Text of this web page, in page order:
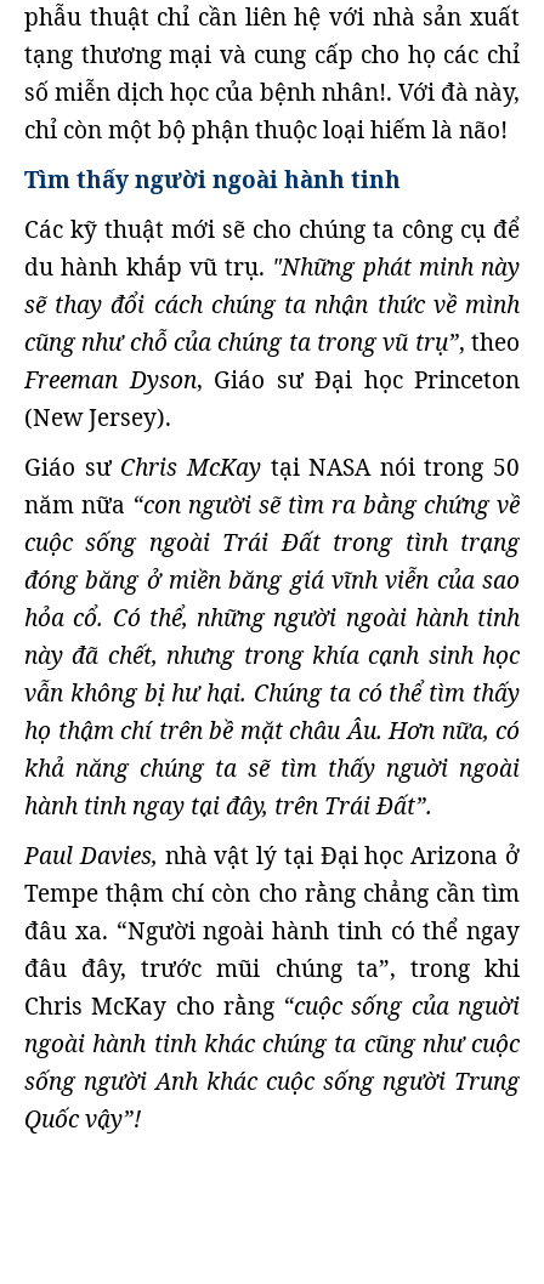
phẫu thuật chỉ cần liên hệ với nhà sản xuất
tạng thương mại và cung cấp cho họ các chỉ
số miễn dịch học của bệnh nhân!. Với đà này,
chỉ còn một bộ phận thuộc loại hiếm là não!
Tìm thấy người ngoài hành tinh
Các kỹ thuật mới sẽ cho chúng ta công cụ để
du hành khắp vũ trụ. "Những phát minh này
sẽ thay đổi cách chúng ta nhận thức về mình
cũng như chỗ của chúng ta trong vũ trụ”, theo
Freeman Dyson, Giáo sư Đại học Princeton
(New Jersey).
Giáo sư Chris McKaytại NASA nói trong 50
năm nữa “con người sẽ tìm ra bằng chứng về
cuộc sống ngoài Trái Đất trong tình trạng
đóng băng ở miền băng giá vĩnh viễn của sao
hỏa cổ. Có thể, những người ngoài hành tinh
này đã chết, nhưng trong khía cạnh sinh học
vẫn không bị hư hại. Chúng ta có thể tìm thấy
họ thậm chí trên bề mặt châu Âu. Hơn nữa, có
khả năng chúng ta sẽ tìm thấy nguời ngoài
hành tinh ngay tại đây, trên Trái Đất”.
Paul Davies, nhà vật lý tại Đại học Arizona ở
Tempe thậm chí còn cho rằng chẳng cần tìm
đâu xa. “Người ngoài hành tinh có thể ngay
đâu đây, trước mũi chúng ta”, trong khi
Chris McKay cho rằng “cuộc sống của nguời
ngoài hành tinh khác chúng ta cũng như cuộc
sống người Anh khác cuộc sống người Trung
Quốc vậy”!